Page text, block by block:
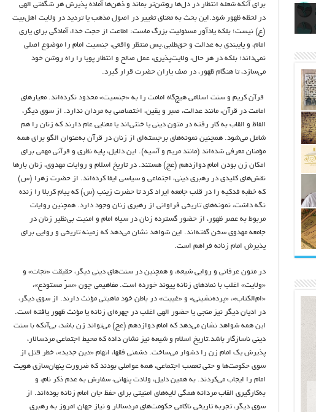
برای آنکه شعله انتظار در دل‌ها روشن‌تر بماند و ذهن‌ها آماده پذیرش هر شگفتی الهی
در لحظه ظهور شود.این بحث به معنای تغییر در اصول مذهب یا تردید در ولایت اهل‌بیت
(ع) نیست؛ بلکه یادآور مسئولیت بزرگ ماست: اطاعت از حجت خدا، آمادگی برای یاری
امام، و پایبندی به عدالت و حق‌طلبی.پس منتظر واقعی، جنسیت امام را موضوع اصلی
نمی‌داند؛ بلکه در هر حال، ولایت‌پذیری، عمل صالح و انتظار پویا را راه روشن خود
می‌سازد، تا هنگام ظهور، در صف یاران حضرت قرار گیرد.
قرآن کریم و سنت اسلامی هیچ‌گاه امامت را به «جنسیت» محدود نکرده‌اند. معیارهای
امامت در قرآن، مانند عدالت، صبر و یقین، اختصاصی به مردان ندارد. از سوی دیگر،
الفاظ و القاب به کار رفته در متون دینی یا خنثی‌اند یا معنایی عام دارند که زنان را هم
شامل می‌شود. همچنین نمونه‌های برجسته‌ای از زنان در قرآن به‌عنوان الگو برای همه
مؤمنان معرفی شده‌اند (مانند مریم و آسیه). این دلایل، پایه نظری و قرآنی مهمی برای
امکان زن بودن امام دوازدهم (عج) هستند. در تاریخ اسلام و روایات مهدوی، زنان بارها
نقش‌های کلیدی در رهبری دینی، اجتماعی و سیاسی ایفا کرده‌اند. از حضرت زهرا (س)
که خطبه فدکیه را در قلب جامعه ایراد کرد تا حضرت زینب (س) که پیام کربلا را زنده
نگه داشت، نمونه‌های تاریخی فراوانی از رهبری زنان وجود دارد. همچنین روایات
مربوط به عصر ظهور، از حضور گسترده زنان در سپاه امام و امنیت بی‌نظیر زنان در
جامعه مهدوی سخن گفته‌اند. این شواهد نشان می‌دهد که زمینه تاریخی و روایی برای
پذیرش امام زنانه فراهم است.
در متون عرفانی و روایی شیعه، و همچنین در سنت‌های دینی دیگر، حقیقت «نجات» و
«ولایت» اغلب با نمادهای زنانه پیوند خورده است. مفاهیمی چون «سرّ مستودع»،
«ام‌الکتاب»، «پرده‌نشینی» و «غیبت» در باطن خود ماهیتی مؤنث دارند. از سوی دیگر،
در ادیان دیگر نیز منجی یا حضور الهی اغلب در چهره‌ای زنانه یا مؤنث ظهور یافته است.
این همه شواهد نشان می‌دهد که امام دوازدهم (عج) می‌تواند زن باشد، بی‌آنکه با سنت
دینی ناسازگار باشد.تاریخ اسلام و شیعه نیز نشان داده که محیط اجتماعی مردسالار،
پذیرش یک امام زن را دشوار می‌ساخت. دشمنی فقها، اتهام «دین جدید»، خطر قتل از
سوی حکومت‌ها و حتی تعصب اجتماعی، همه عواملی بودند که ضرورت پنهان‌سازی هویت
امام را ایجاب می‌کردند. به همین دلیل، ولادت پنهانی، سفارش به عدم ذکر نام، و
به‌کارگیری القاب مردانه همگی لایه‌های امنیتی برای حفظ جان امام زنانه بوده‌اند. از
سوی دیگر، تجربه تاریخی ناکامی حکومت‌های مردسالار و نیاز جهان امروز به رهبری
مالکان اراضی شاهنامه ۳۵